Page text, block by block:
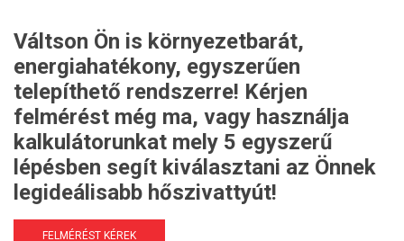
Váltson Ön is környezetbarát,
energiahatékony, egyszerűen
telepíthető rendszerre! Kérjen
felmérést még ma, vagy használja
kalkulátorunkat mely 5 egyszerű
lépésben segít kiválasztani az Önnek
legideálisabb hőszivattyút!
FELMÉRÉST KÉREK